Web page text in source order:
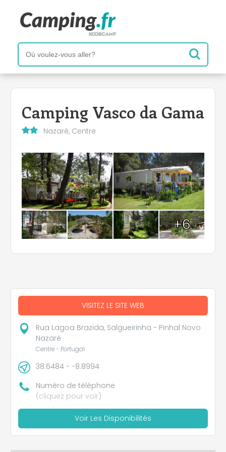
Camping Vasco da Gama
Nazaré, Centre
+6
VISITEZ LE SITE WEB
Rua Lagoa Brazida, Salgueirinha - Pinhal Novo
Nazaré
Centre - Portugal
38.6484 - -8.8994
Numéro de téléphone
(cliquez pour voir)
Voir Les Disponibilités